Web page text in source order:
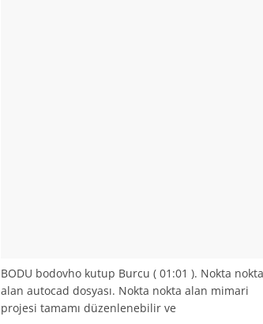
BODU bodovho kutup Burcu ( 01:01 ). Nokta nokta
alan autocad dosyası. Nokta nokta alan mimari
projesi tamamı düzenlenebilir ve